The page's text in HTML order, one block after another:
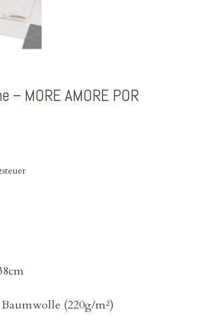
– MORE AMORE POR
(220g/m²)